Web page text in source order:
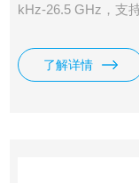
kHz-26.5 GHz，支
持端口阻抗转换、
能，支持夹具仿真
了解详情